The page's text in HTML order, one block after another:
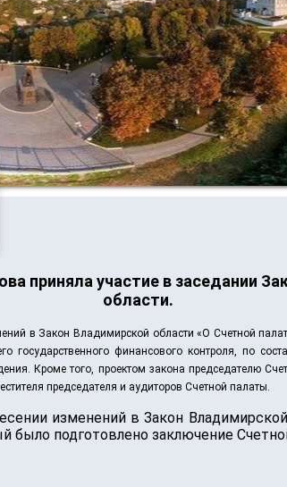
приняла участие в заседании
области.
в Закон Владимирской области «О Счетной
государственного финансового контроля, по
Кроме того, проектом закона председателю
председателя и аудиторов Счетной палаты.
изменений в Закон
было подготовлено заключение